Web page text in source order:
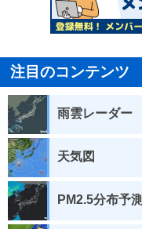
注目のコンテンツ
雨雲レーダー
天気図
PM2.5分布予測